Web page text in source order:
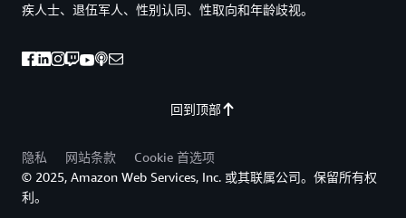
回到顶部
疾人士、退伍军人、性别认同、性取向和年龄歧视。
隐私 网站条款
Cookie 首选项
© 2025, Amazon Web Services, Inc. 或其联属公司。保留所有权
利。